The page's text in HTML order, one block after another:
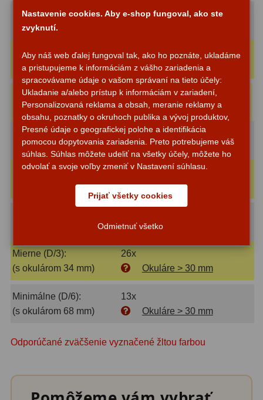
Svietidlá5
Púzdra a kufre 64
Iné10
Montáže 93
Azimutálne AZ 5
Fotografické montáže5
Tubusové kruhy10
13
Lišty8
Iné
Zrkadielka a hranoly61
Maximálne (2D):
150x
(s okulárom 6 mm)
Rozlišovacie (1.4D):
113x
(s okulárom 8 mm)
Okuláre 8-9 mm
Náš tip:Okulár Binorum Super
Plössl 8mm 50° SPL 1,25″
44,20 €
košíka
Veľké (1D):
82x
(s okulárom 11 mm)
Okuláre 10-12 mm
Optimálne (0.7D):
56x
(s okulárom 16 mm)
Okuláre 16-20 mm
Okuláre 21-30 mm
Mierne (D/3):
26x
(s okulárom 34 mm)
Okuláre > 30 mm
Minimálne (D/6):
13x
(s okulárom 68 mm)
Okuláre > 30 mm
Odporúčané zväčšenie vyznačené žltou farbou
Nastavenie cookies. Aby e-shop fungoval, ako ste
zvyknutí.
Aby náš web ďalej fungoval tak, ako ho poznáte, ukladáme
a pristupujeme k informáciám z vášho zariadenia a
spracovávame údaje o vašom správaní na tieto účely:
Ukladanie a/alebo prístup k informáciám v zariadení,
Personalizovaná reklama a obsah, meranie reklamy a
obsahu, poznatky o okruhoch publika a vývoj produktov,
Presné údaje o geografickej polohe a identifikácia
pomocou dopytovania zariadenia. Preto potrebujeme váš
súhlas. Súhlas môžete udeliť na všetky účely, môžete ho
odvolať a svoje voľby zmeniť v Nastavení súhlasu.
Prijať všetky cookies
Odmietnuť všetko